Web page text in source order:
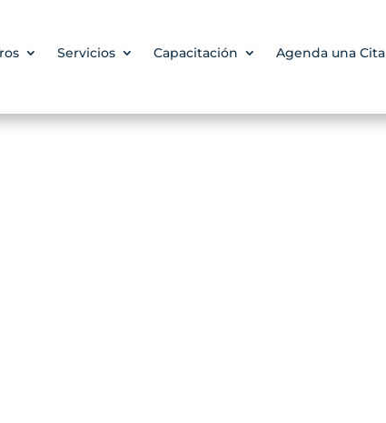
Servicios Capacitación Agenda una Cita